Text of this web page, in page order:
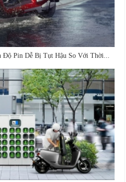
Độ Pin Dễ Bị Tụt Hậu So Với Thời...